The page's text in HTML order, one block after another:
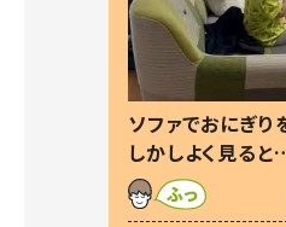
ソファでおにぎ
しかしよく見ると
察した母の投稿に
す！」「現行犯〜」